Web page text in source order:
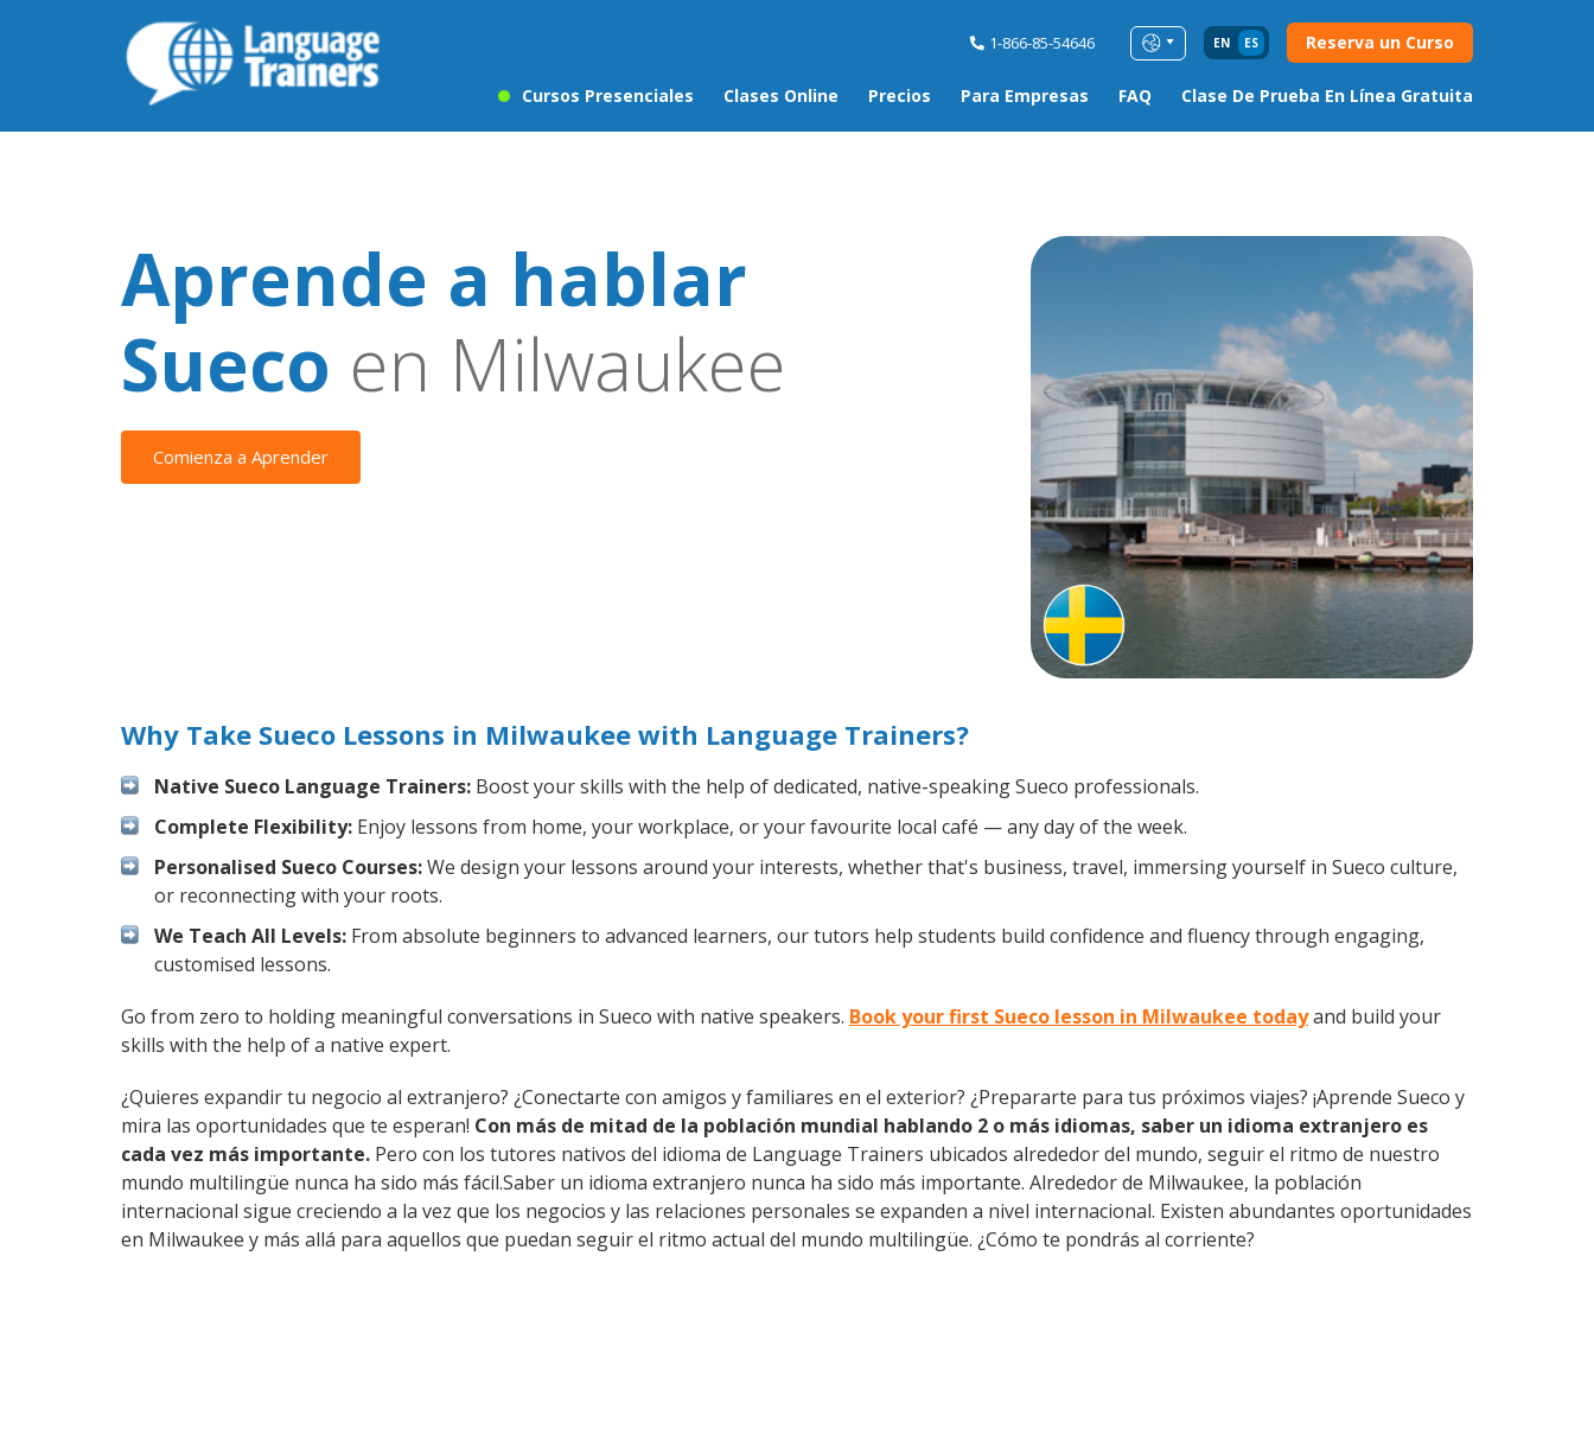
1-866-85-54646 EN ES Reserva un Curso
Cursos Presenciales Clases Online Precios Para Empresas FAQ Clase De Prueba En Línea Gratuita
Aprende a hablar
Sueco en Milwaukee
Comienza a Aprender
Why Take Sueco Lessons in Milwaukee with Language Trainers?
Native Sueco Language Trainers: Boost your skills with the help of dedicated, native-speaking Sueco professionals.
Complete Flexibility: Enjoy lessons from home, your workplace, or your favourite local café — any day of the week.
Personalised Sueco Courses:We design your lessons around your interests, whether that's business, travel, immersing yourself in Sueco culture,
or reconnecting with your roots.
We Teach All Levels: From absolute beginners to advanced learners, our tutors help students build confidence and fluency through engaging,
customised lessons.
Go from zero to holding meaningful conversations in Sueco with native speakers. Book your first Sueco lesson in Milwaukee todayand build your
skills with the help of a native expert.
¿Quieres expandir tu negocio al extranjero? ¿Conectarte con amigos y familiares en el exterior? ¿Prepararte para tus próximos viajes? ¡Aprende Sueco y
mira las oportunidades que te esperan! Con más de mitad de la población mundial hablando 2 o más idiomas, saber un idioma extranjero es
cada vez más importante. Pero con los tutores nativos del idioma de Language Trainers ubicados alrededor del mundo, seguir el ritmo de nuestro
mundo multilingüe nunca ha sido más fácil.Saber un idioma extranjero nunca ha sido más importante. Alrededor de Milwaukee, la población
internacional sigue creciendo a la vez que los negocios y las relaciones personales se expanden a nivel internacional. Existen abundantes oportunidades
en Milwaukee y más allá para aquellos que puedan seguir el ritmo actual del mundo multilingüe. ¿Cómo te pondrás al corriente?